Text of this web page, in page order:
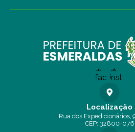
Localização
Rua dos Expedicionários,
CEP: 32800-076